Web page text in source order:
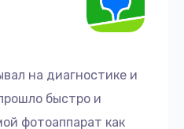
на диагностике и
быстро и
фотоаппарат как